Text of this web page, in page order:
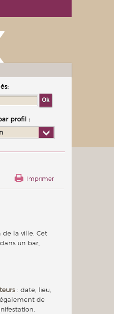
:
profil :
Imprimer
de la ville. Cet
un bar,
: date, lieu,
de